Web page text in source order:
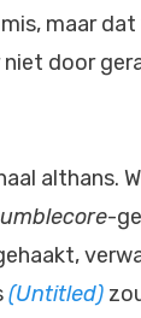
maar
door
althans.
-
(Untitled)